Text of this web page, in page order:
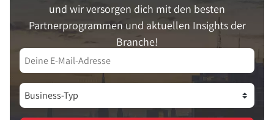
und wir versorgen dich mit den besten
Partnerprogrammen und aktuellen Insights der
Branche!